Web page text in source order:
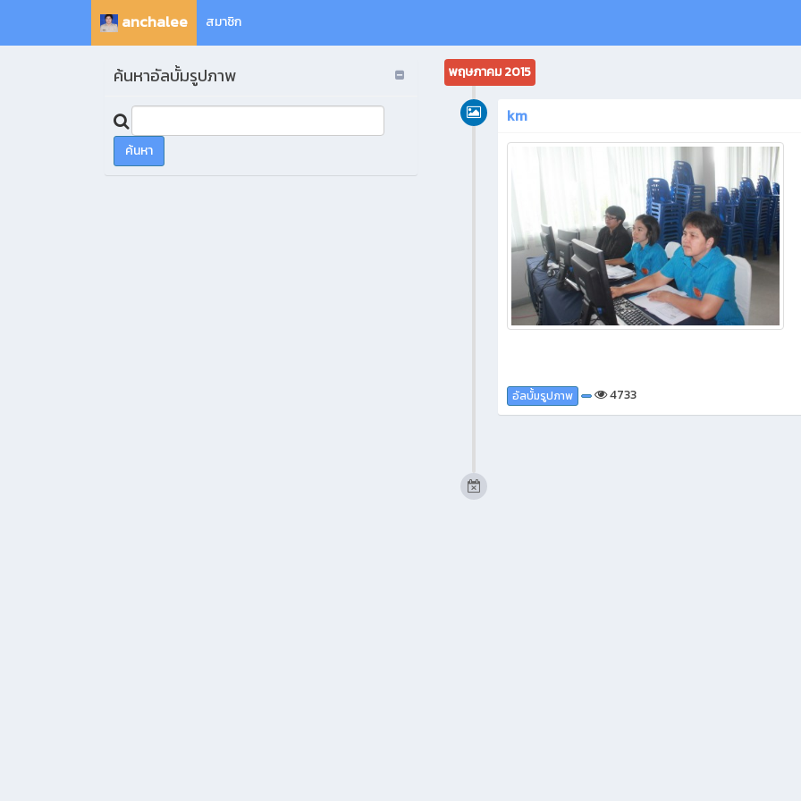
anchalee สมาชิก
ค้นหาอัลบั้มรูปภาพ พฤษภาคม 2015
km
อัลบั้มรูปภาพ 4733